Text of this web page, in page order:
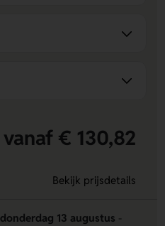
vanaf € 130,82
Bekijk prijsdetails
donderdag 13 augustus